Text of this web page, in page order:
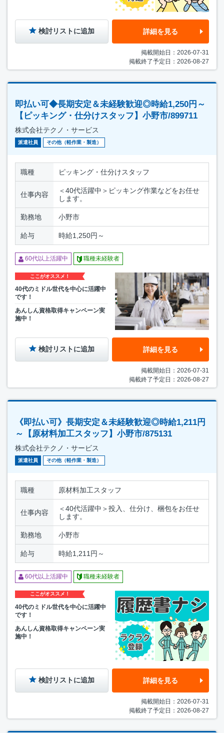
検討リストに追加 詳細を見る
掲載開始日：2026-07-31
掲載終了予定日：2026-08-27
即払い可◆長期安定＆未経験歓迎◎時給1,250円～
【ピッキング・仕分けスタッフ】小野市/899711
株式会社テクノ・サービス
派遣社員 その他（軽作業・製造）
職種 ピッキング・仕分けスタッフ
仕事内容
＜40代活躍中＞ピッキング作業などをお任せ
します。
勤務地 小野市
給与 時給1,250円～
60代以上活躍中 職種未経験者
ここがオススメ！
40代のミドル世代を中心に活躍中
です！
あんしん資格取得キャンペーン実
施中！
検討リストに追加 詳細を見る
掲載開始日：2026-07-31
掲載終了予定日：2026-08-27
《即払い可》長期安定＆未経験歓迎◎時給1,211円
～【原材料加工スタッフ】小野市/875131
株式会社テクノ・サービス
派遣社員 その他（軽作業・製造）
職種 原材料加工スタッフ
仕事内容
＜40代活躍中＞投入、仕分け、梱包をお任せ
します。
勤務地 小野市
給与 時給1,211円～
60代以上活躍中 職種未経験者
ここがオススメ！
40代のミドル世代を中心に活躍中
です！
あんしん資格取得キャンペーン実
施中！
検討リストに追加 詳細を見る
掲載開始日：2026-07-31
掲載終了予定日：2026-08-27